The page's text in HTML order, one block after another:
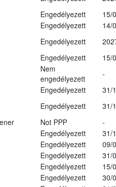
Engedélyezett
15/
Engedélyezett
14/
Engedélyezett
Engedélyezett
15/
Nem
engedélyezett
-
Engedélyezett
31/
Engedélyezett
31/
Not PPP
-
Engedélyezett
31/
Engedélyezett
09/
Engedélyezett
31/
Engedélyezett
15/
Engedélyezett
30/